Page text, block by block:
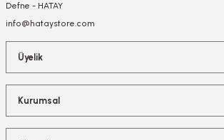
Defne - HATAY
info@hataystore.com
Üyelik
Kurumsal